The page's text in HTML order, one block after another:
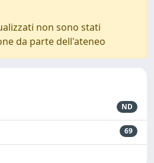
non sono stati
da parte dell'ateneo
ND
69